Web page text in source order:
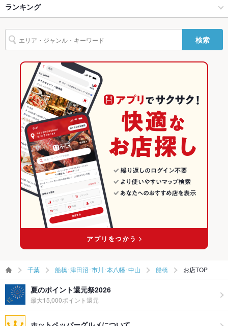
ー
駐車場 なし
その他設備 －
その他
飲み放題 あり ：単品飲み放題あります♪
食べ放題 なし
カクテル充実、焼酎充実、日本酒充実、ワイン充実
お子様連れ お子様連れOK ：エレベーター有でお子様連れも安心！
ウェディン
グパーティ
ー二次会
－
可
お誕生日、記念日のケーキ持ち込みもご相談ください。
船橋･津田沼･市川･本八幡･中山 × 焼肉・ホルモン
船橋･津田沼･市川･本八幡･中山 × 焼肉
船橋･津田沼･市川･本八幡･中山 × ホルモン
船橋駅 × 焼肉・ホルモン
船橋駅 × 焼肉
船橋駅 × ホルモン
船橋 × 焼肉
船橋 × ホルモン
千葉
千葉 × 焼肉・ホルモン
千葉 × 焼肉
千葉 × ホルモン
東海神駅
船橋駅
刺身 そば
ランキング
千葉のグルメランキング
千葉の焼肉・ホルモンランキング
船橋･津田沼･市川･本八幡･中山のグルメランキング
船橋･津田沼･市川･本八幡･中山の焼肉・ホルモンランキング
船橋のグルメランキング
船橋の焼肉・ホルモンランキング
検索
千葉 船橋･津田沼･市川･本八幡･中山 船橋 お店TOP
夏のポイント還元祭2026
最大15,000ポイント還元